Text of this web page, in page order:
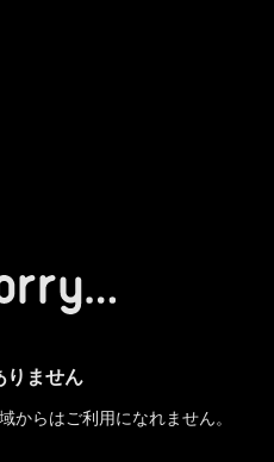
りません
からはご利用になれません。